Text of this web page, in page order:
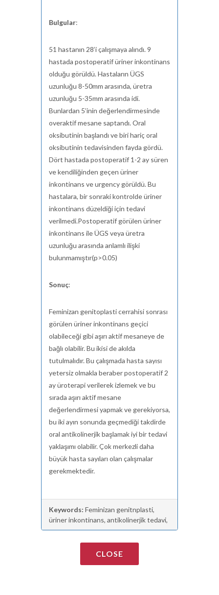
Bulgular:
51 hastanın 28’i çalışmaya alındı. 9
hastada postoperatif üriner inkontinans
olduğu görüldü. Hastaların ÜGS
uzunluğu 8-50mm arasında, üretra
uzunluğu 5-35mm arasında idi.
Bunlardan 5’inin değerlendirmesinde
overaktif mesane saptandı. Oral
oksibutinin başlandı ve biri hariç oral
oksibutinin tedavisinden fayda gördü.
Dört hastada postoperatif 1-2 ay süren
ve kendiliğinden geçen üriner
inkontinans ve urgency görüldü. Bu
hastalara, bir sonraki kontrolde üriner
inkontinans düzeldiği için tedavi
verilmedi.Postoperatif görülen üriner
inkontinans ile ÜGS veya üretra
uzunluğu arasında anlamlı ilişki
bulunmamıştır(p>0.05)
Sonuç:
Feminizan genitoplasti cerrahisi sonrası
görülen üriner inkontinans geçici
olabileceği gibi aşırı aktif mesaneye de
bağlı olabilir. Bu ikisi de akılda
tutulmalıdır. Bu çalışmada hasta sayısı
yetersiz olmakla beraber postoperatif 2
ay üroterapi verilerek izlemek ve bu
sırada aşırı aktif mesane
değerlendirmesi yapmak ve gerekiyorsa,
bu iki ayın sonunda geçmediği takdirde
oral antikolinerjik başlamak iyi bir tedavi
yaklaşımı olabilir. Çok merkezli daha
büyük hasta sayıları olan çalışmalar
gerekmektedir.
Keywords: Feminizan genitnplasti,
üriner inkontinans, antikolinerjik tedavi,
CLOSE